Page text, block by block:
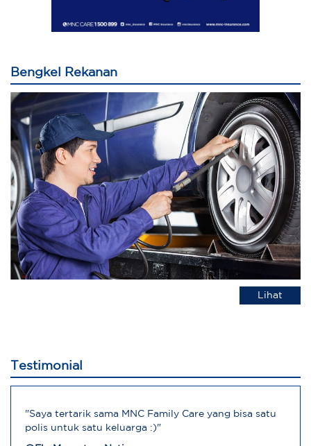
Bengkel Rekanan
Lihat
Testimonial
"Saya tertarik sama MNC Family Care yang bisa satu
polis untuk satu keluarga :)"